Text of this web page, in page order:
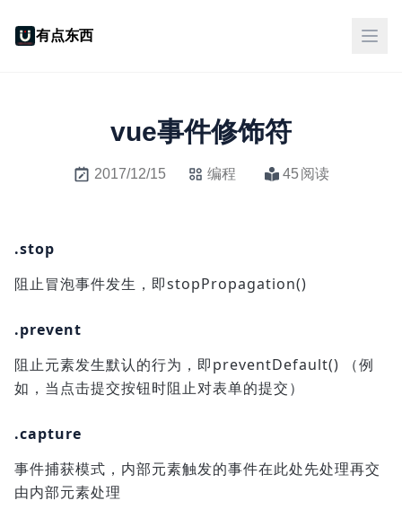
有点东西
vue事件修饰符
2017/12/15 编程 45阅读
.stop
阻止冒泡事件发生，即stopPropagation()
.prevent
阻止元素发生默认的行为，即preventDefault() （例
如，当点击提交按钮时阻止对表单的提交）
.capture
事件捕获模式，内部元素触发的事件在此处先处理再交
由内部元素处理